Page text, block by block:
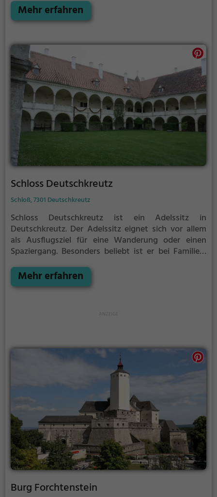
offenbart historische Aspekte aus längst
vergangenen Zeiten und bietet einen kleinen
Mehr erfahren
Schloss Deutschkreutz
Schloß, 7301 Deutschkreutz
Schloss Deutschkreutz ist ein Adelssitz in
Deutschkreutz. Der Adelssitz eignet sich vor allem
als Ausflugsziel für eine Wanderung oder einen
Spaziergang. Besonders beliebt ist er bei Familien,
offenbart historische Aspekte aus längst
vergangenen Zeiten und bietet einen kleinen
Mehr erfahren
Burg Forchtenstein